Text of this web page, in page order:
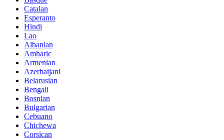
Catalan
Esperanto
Hindi
Lao
Albanian
Amharic
Armenian
Azerbaijani
Belarusian
Bengali
Bosnian
Bulgarian
Cebuano
Chichewa
Corsican